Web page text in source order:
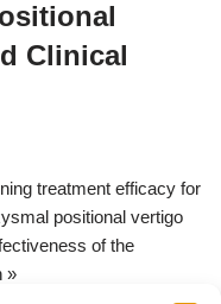
Clinical
treatment efficacy for
positional vertigo
of the
»